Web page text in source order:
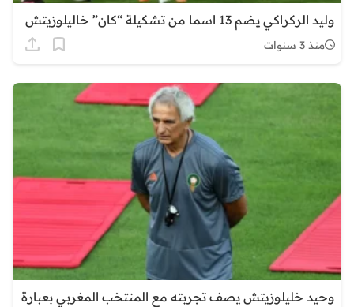
وليد الركراكي يضم 13 اسما من تشكيلة “كان” خاليلوزيتش
منذ 3 سنوات
وحيد خليلوزيتش يصف تجربته مع المنتخب المغربي بعبارة